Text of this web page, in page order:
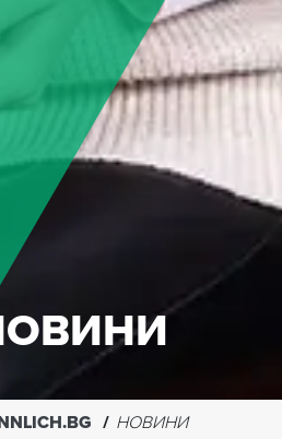
НОВИНИ